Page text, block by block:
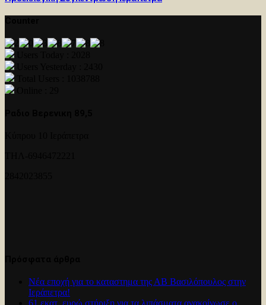
Νέα εποχή για το καταστημα της ΑΒ Βασιλόπουλος στην
Ιεράπετρα!
61 εκατ. ευρώ στήριξη για τα λιπάσματα ανακοίνωσε ο